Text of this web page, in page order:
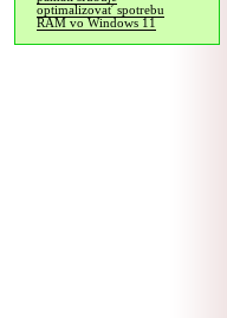
optimalizovať spotrebu
RAM vo Windows 11